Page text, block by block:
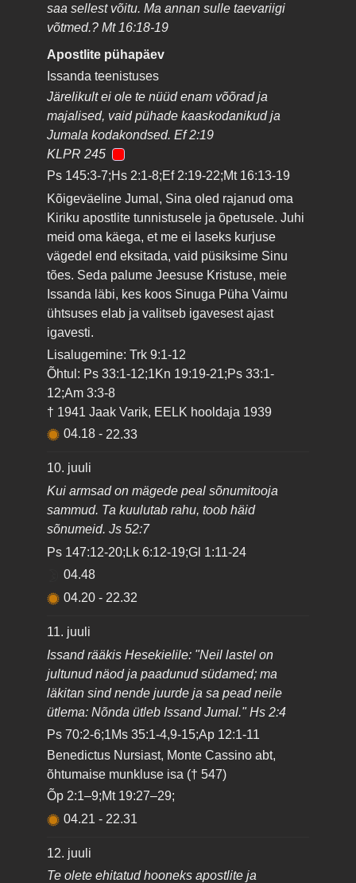
saa sellest võitu. Ma annan sulle taevariigi
võtmed.? Mt 16:18-19
Apostlite pühapäev
Issanda teenistuses
Järelikult ei ole te nüüd enam võõrad ja
majalised, vaid pühade kaaskodanikud ja
Jumala kodakondsed. Ef 2:19
KLPR 245
Ps 145:3-7;Hs 2:1-8;Ef 2:19-22;Mt 16:13-19
Kõigeväeline Jumal, Sina oled rajanud oma
Kiriku apostlite tunnistusele ja õpetusele. Juhi
meid oma käega, et me ei laseks kurjuse
vägedel end eksitada, vaid püsiksime Sinu
tões. Seda palume Jeesuse Kristuse, meie
Issanda läbi, kes koos Sinuga Püha Vaimu
ühtsuses elab ja valitseb igavesest ajast
igavesti.
Lisalugemine: Trk 9:1-12
Õhtul: Ps 33:1-12;1Kn 19:19-21;Ps 33:1-
12;Am 3:3-8
† 1941 Jaak Varik, EELK hooldaja 1939
04.18- 22.33
10. juuli
Kui armsad on mägede peal sõnumitooja
sammud. Ta kuulutab rahu, toob häid
sõnumeid. Js 52:7
Ps 147:12-20;Lk 6:12-19;Gl 1:11-24
04.48
04.20- 22.32
11. juuli
Issand rääkis Hesekielile: "Neil lastel on
jultunud näod ja paadunud südamed; ma
läkitan sind nende juurde ja sa pead neile
ütlema: Nõnda ütleb Issand Jumal." Hs 2:4
Ps 70:2-6;1Ms 35:1-4,9-15;Ap 12:1-11
Benedictus Nursiast, Monte Cassino abt,
õhtumaise munkluse isa († 547)
Õp 2:1–9;Mt 19:27–29;
04.21- 22.31
12. juuli
Te olete ehitatud hooneks apostlite ja